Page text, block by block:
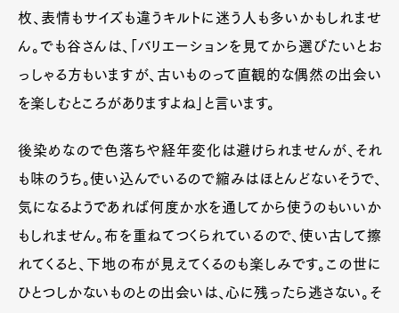
枚、表情もサイズも違うキルトに迷う人も多いかもしれませ
ん。でも谷さんは、「バリエーションを見てから選びたいとお
っしゃる方もいますが、古いものって直観的な偶然の出会い
を楽しむところがありますよね」と言います。
後染めなので色落ちや経年変化は避けられませんが、それ
も味のうち。使い込んでいるので縮みはほとんどないそうで、
気になるようであれば何度か水を通してから使うのもいいか
もしれません。布を重ねてつくられているので、使い古して擦
れてくると、下地の布が見えてくるのも楽しみです。この世に
ひとつしかないものとの出会いは、心に残ったら逃さない。そ